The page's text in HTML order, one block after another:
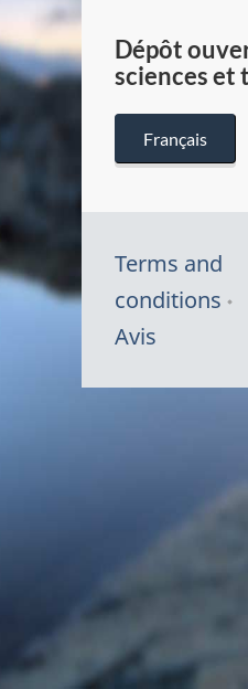
Dépôt
sciences et
Français
Terms and
conditions
Avis